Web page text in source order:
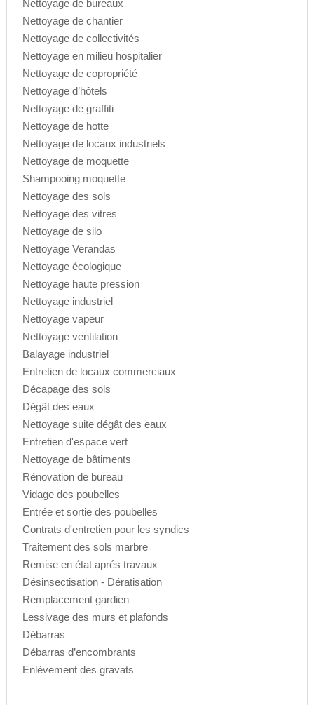
Nettoyage de bureaux
Nettoyage de chantier
Nettoyage de collectivités
Nettoyage en milieu hospitalier
Nettoyage de copropriété
Nettoyage d’hôtels
Nettoyage de graffiti
Nettoyage de hotte
Nettoyage de locaux industriels
Nettoyage de moquette
Shampooing moquette
Nettoyage des sols
Nettoyage des vitres
Nettoyage de silo
Nettoyage Verandas
Nettoyage écologique
Nettoyage haute pression
Nettoyage industriel
Nettoyage vapeur
Nettoyage ventilation
Balayage industriel
Entretien de locaux commerciaux
Décapage des sols
Dégât des eaux
Nettoyage suite dégât des eaux
Entretien d'espace vert
Nettoyage de bâtiments
Rénovation de bureau
Vidage des poubelles
Entrée et sortie des poubelles
Contrats d'entretien pour les syndics
Traitement des sols marbre
Remise en état aprés travaux
Désinsectisation - Dératisation
Remplacement gardien
Lessivage des murs et plafonds
Débarras
Débarras d’encombrants
Enlèvement des gravats